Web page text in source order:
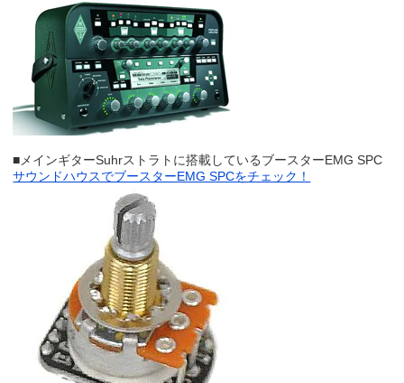
■メインギターSuhrストラトに搭載しているブースターEMG SPC
サウンドハウスでブースターEMG SPCをチェック！